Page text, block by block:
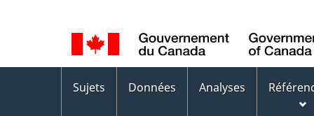
de
la
langue
des
Sujets Données Analyses